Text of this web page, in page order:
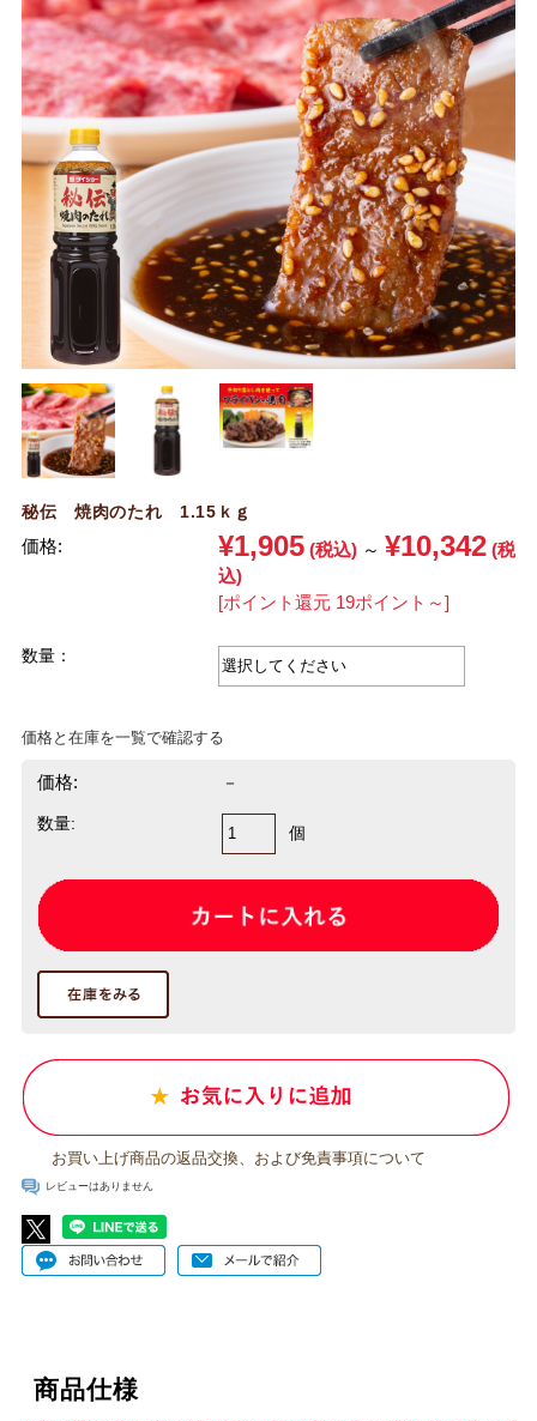
秘伝 焼肉のたれ 1.15ｋｇ
価格: ¥1,905 (税込) ～ ¥10,342 (税
込)
[ポイント還元 19ポイント～]
数量：
価格と在庫を一覧で確認する
価格: －
数量: 個
お買い上げ商品の返品交換、および免責事項について
レビューはありません
商品仕様